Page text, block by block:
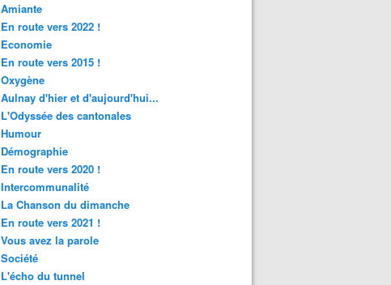
Amiante
En route vers 2022 !
Economie
En route vers 2015 !
Oxygène
Aulnay d'hier et d'aujourd'hui...
L'Odyssée des cantonales
Humour
Démographie
En route vers 2020 !
Intercommunalité
La Chanson du dimanche
En route vers 2021 !
Vous avez la parole
Société
L'écho du tunnel